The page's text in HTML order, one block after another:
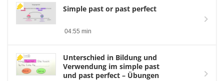
Simple past or past perfect
04:55 min
Unterschied in Bildung und
Verwendung im simple past
und past perfect – Übungen